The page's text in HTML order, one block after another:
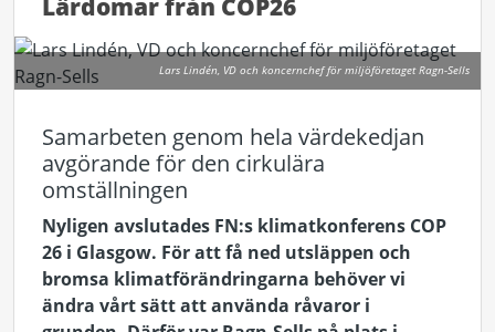
Lärdomar från COP26
Lars Lindén, VD och koncernchef för miljöföretaget Ragn-Sells
Samarbeten genom hela värdekedjan
avgörande för den cirkulära
omställningen
Nyligen avslutades FN:s klimatkonferens COP
26 i Glasgow. För att få ned utsläppen och
bromsa klimatförändringarna behöver vi
ändra vårt sätt att använda råvaror i